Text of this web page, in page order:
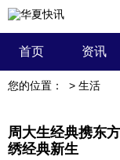
首页 资讯
您的位置： > 生活
周大生经典携东
绣经典新生